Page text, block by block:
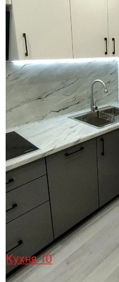
Кухня 10